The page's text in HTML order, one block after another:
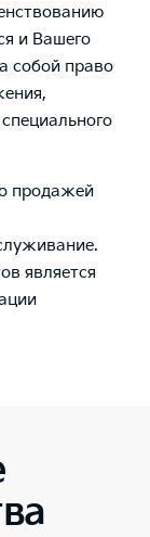
и Вашего
собой право
продажей
является